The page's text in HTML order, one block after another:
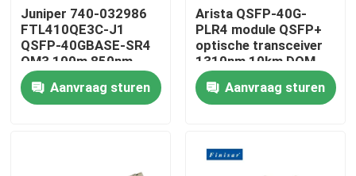
Huis
Producten
Juniper 740-032986
FTL410QE3C-J1
QSFP-40GBASE-SR4
OM3 100m 850nm
Finisar
glasvezelapparatuur
Aanvraag sturen
Arista QSFP-40G-
PLR4 module QSFP+
optische transceiver
1310nm 10km DOM
MTP/MPO-12 SMF
Aanvraag sturen